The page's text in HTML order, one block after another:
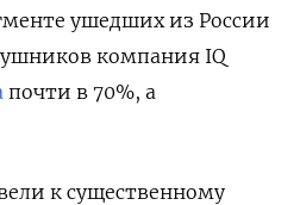
ушедших из России
компания IQ
почти в 70%, а
к существенному